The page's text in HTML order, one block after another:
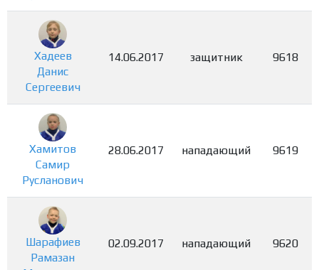
Хадеев
Данис
Сергеевич
14.06.2017 защитник 9618
Хамитов
Самир
Русланович
28.06.2017 нападающий 9619
Шарафиев
Рамазан
02.09.2017 нападающий 9620